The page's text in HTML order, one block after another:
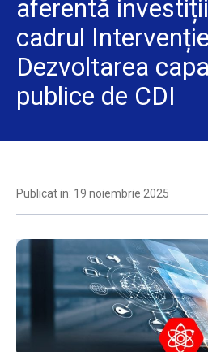
aferentă
cadrul
Dezvoltarea
publice de CDI
Publicat in: 19 noiembrie 2025